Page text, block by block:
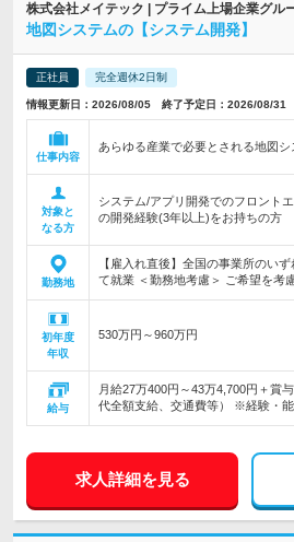
株式会社メイテック | プライム上場企業グル
地図システムの【システム開発】
正社員 完全週休2日制
情報更新日：2026/08/05 終了予定日：2026/08/31
仕事内容
あらゆる産業で必要とされる地図
対象と
なる方
システム/アプリ開発でのフロント
の開発経験(3年以上)をお持ちの方
勤務地
【雇入れ直後】全国の事業所のい
て就業 ＜勤務地考慮＞ ご希望を考
初年度
年収
530万円～960万円
給与
月給27万400円～43万4,700円＋賞
代全額支給、交通費等） ※経験・
求人詳細を見る